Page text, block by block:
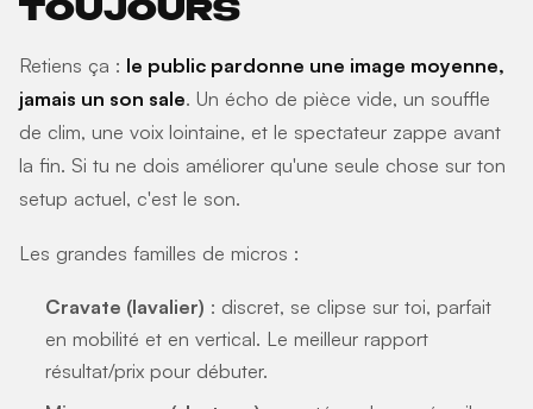
TOUJOURS
Retiens ça : le public pardonne une image moyenne,
jamais un son sale. Un écho de pièce vide, un souffle
de clim, une voix lointaine, et le spectateur zappe avant
la fin. Si tu ne dois améliorer qu'une seule chose sur ton
setup actuel, c'est le son.
Les grandes familles de micros :
Cravate (lavalier) : discret, se clipse sur toi, parfait
en mobilité et en vertical. Le meilleur rapport
résultat/prix pour débuter.